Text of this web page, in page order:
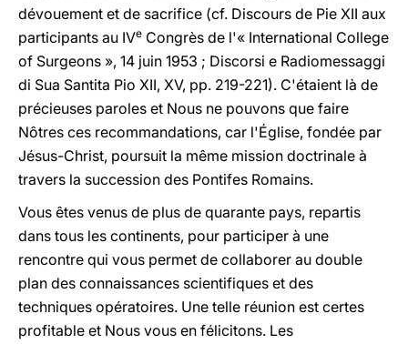
dévouement et de sacrifice (cf. Discours de Pie XII aux
participants au IVe Congrès de l'« International College
of Surgeons », 14 juin 1953 ; Discorsi e Radiomessaggi
di Sua Santita Pio XII, XV, pp. 219-221). C'étaient là de
précieuses paroles et Nous ne pouvons que faire
Nôtres ces recommandations, car l'Église, fondée par
Jésus-Christ, poursuit la même mission doctrinale à
travers la succession des Pontifes Romains.
Vous êtes venus de plus de quarante pays, repartis
dans tous les continents, pour participer à une
rencontre qui vous permet de collaborer au double
plan des connaissances scientifiques et des
techniques opératoires. Une telle réunion est certes
profitable et Nous vous en félicitons. Les